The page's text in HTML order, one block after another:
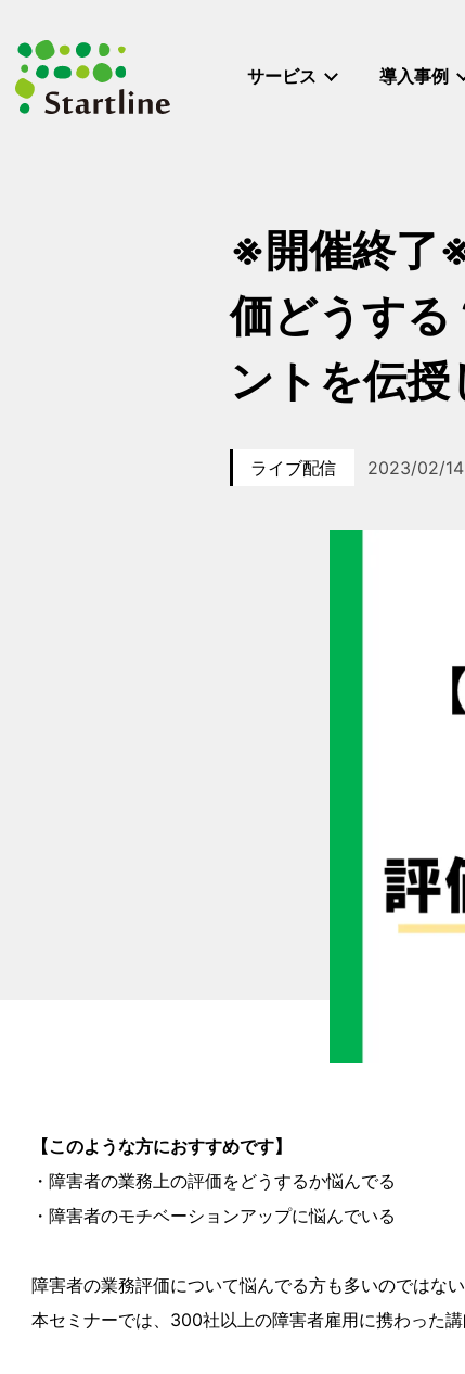
コ
サービス 導入事例
※開催終了
価どうす
ントを伝授
カテゴリー
ライブ配信
イベント日
2023/02/
【このような方におすすめです】
・障害者の業務上の評価をどうするか悩んでる
・障害者のモチベーションアップに悩んでいる
障害者の業務評価について悩んでる方も多いのではな
本セミナーでは、300社以上の障害者雇用に携わった